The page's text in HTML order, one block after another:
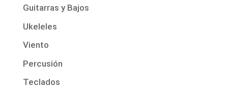
Guitarras y Bajos
Ukeleles
Viento
Percusión
Teclados